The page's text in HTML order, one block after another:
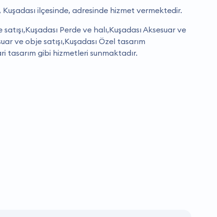
Kuşadası ilçesinde, adresinde hizmet vermektedir.
Perde ve halı,Kuşadası Aksesuar ve
ve obje satışı,Kuşadası Özel tasarım
tasarım gibi hizmetleri sunmaktadır.